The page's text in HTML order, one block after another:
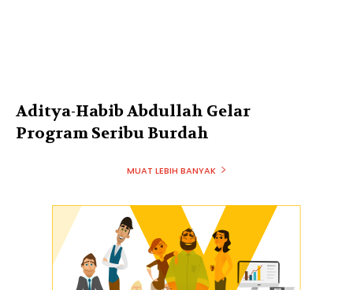
Aditya-Habib Abdullah Gelar
Program Seribu Burdah
MUAT LEBIH BANYAK